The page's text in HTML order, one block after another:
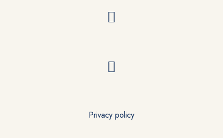
Privacy policy